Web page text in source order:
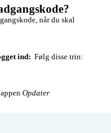
når du skal
ind:
  Følg disse trin:
Opdater